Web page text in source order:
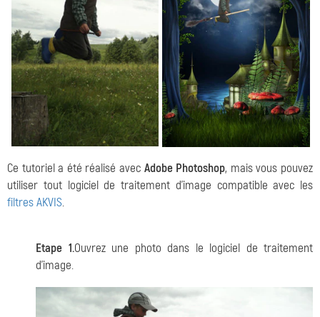
Ce tutoriel a été réalisé avec Adobe Photoshop, mais vous pouvez
utiliser tout logiciel de traitement d'image compatible avec les
filtres AKVIS.
Etape 1.Ouvrez une photo dans le logiciel de traitement
d'image.